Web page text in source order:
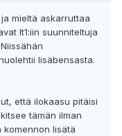
mieltä askarruttaa
lt1:iin suunniteltuja
lisäbensasta.
että ilokaasu pitäisi
tämän ilman
komennon lisätä